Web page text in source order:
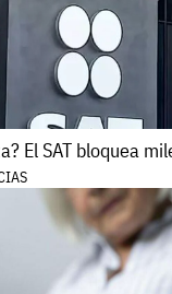
El SAT bloquea